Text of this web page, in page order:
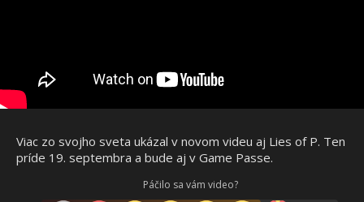
Viac zo svojho sveta ukázal v novom videu aj Lies of P. Ten
príde 19. septembra a bude aj v Game Passe.
Páčilo sa vám video?